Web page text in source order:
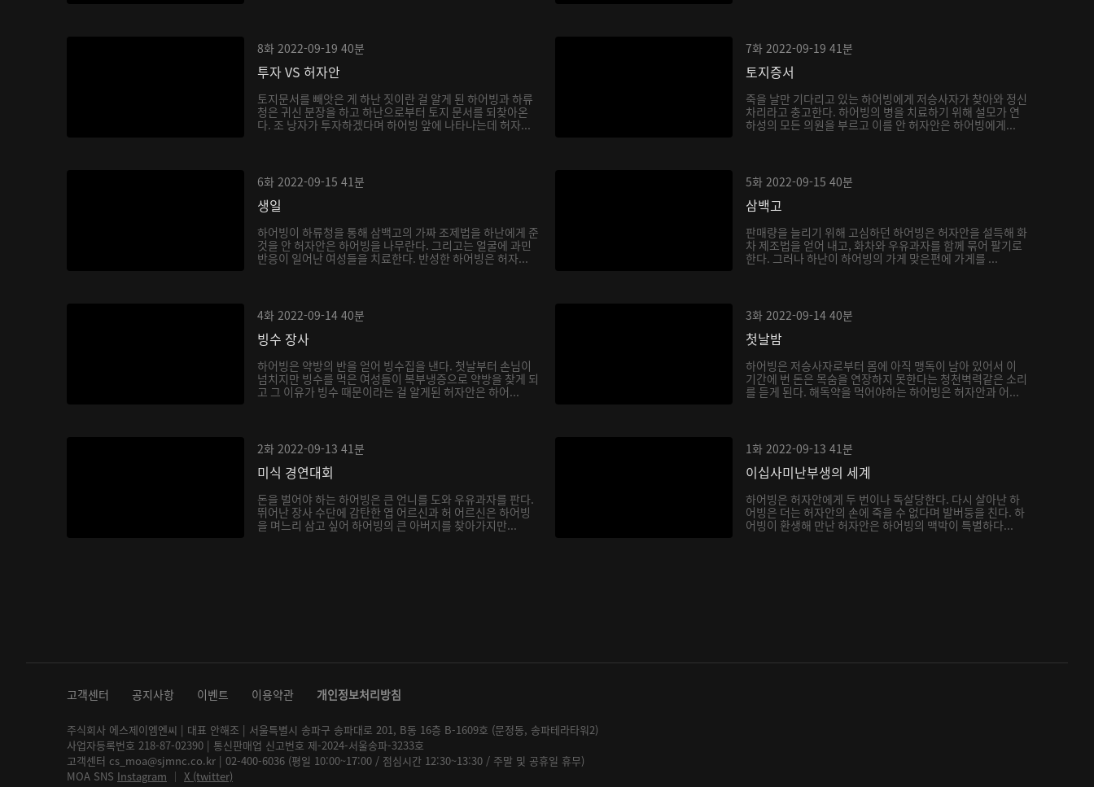
8화 2022-09-19 40분
투자 VS 허자안
토지문서를 빼앗은 게 하난 짓이란 걸 알게 된 하어빙과 하류
청은 귀신 분장을 하고 하난으로부터 토지 문서를 되찾아온
다. 조 낭자가 투자하겠다며 하어빙 앞에 나타나는데 허자...
7화 2022-09-19 41분
토지증서
죽을 날만 기다리고 있는 하어빙에게 저승사자가 찾아와 정신
차리라고 충고한다. 하어빙의 병을 치료하기 위해 설모가 연
하성의 모든 의원을 부르고 이를 안 허자안은 하어빙에게...
6화 2022-09-15 41분
생일
하어빙이 하류청을 통해 삼백고의 가짜 조제법을 하난에게 준
것을 안 허자안은 하어빙을 나무란다. 그리고는 얼굴에 과민
반응이 일어난 여성들을 치료한다. 반성한 하어빙은 허자...
5화 2022-09-15 40분
삼백고
판매량을 늘리기 위해 고심하던 하어빙은 허자안을 설득해 화
차 제조법을 얻어 내고, 화차와 우유과자를 함께 묶어 팔기로
한다. 그러나 하난이 하어빙의 가게 맞은편에 가게를 ...
4화 2022-09-14 40분
빙수 장사
하어빙은 약방의 반을 얻어 빙수집을 낸다. 첫날부터 손님이
넘치지만 빙수를 먹은 여성들이 복부냉증으로 약방을 찾게 되
고 그 이유가 빙수 때문이라는 걸 알게된 허자안은 하어...
3화 2022-09-14 40분
첫날밤
하어빙은 저승사자로부터 몸에 아직 맹독이 남아 있어서 이
기간에 번 돈은 목숨을 연장하지 못한다는 청천벽력같은 소리
를 듣게 된다. 해독약을 먹어야하는 하어빙은 허자안과 어...
2화 2022-09-13 41분
미식 경연대회
돈을 벌어야 하는 하어빙은 큰 언니를 도와 우유과자를 판다.
뛰어난 장사 수단에 감탄한 엽 어르신과 허 어르신은 하어빙
을 며느리 삼고 싶어 하어빙의 큰 아버지를 찾아가지만...
1화 2022-09-13 41분
이십사미난부생의 세계
하어빙은 허자안에게 두 번이나 독살당한다. 다시 살아난 하
어빙은 더는 허자안의 손에 죽을 수 없다며 발버둥을 친다. 하
어빙이 환생해 만난 허자안은 하어빙의 맥박이 특별하다...
고객센터 공지사항 이벤트 이용약관 개인정보처리방침
주식회사 에스제이엠엔씨 | 대표 안해조 | 서울특별시 송파구 송파대로 201, B동 16층 B-1609호 (문정동, 송파테라타워2)
사업자등록번호 218-87-02390 | 통신판매업 신고번호 제-2024-서울송파-3233호
고객센터 cs_moa@sjmnc.co.kr | 02-400-6036 (평일 10:00~17:00 / 점심시간 12:30~13:30 / 주말 및 공휴일 휴무)
MOA SNS Instagram │ X (twitter)